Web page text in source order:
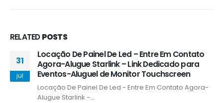
RELATEDPOSTS
31
jul
Locação De Painel De Led – Entre Em Contato
Agora-Alugue Starlink – Link Dedicado para
Eventos-Aluguel de Monitor Touchscreen
Locação De Painel De Led - Entre Em Contato Agora-
Alugue Starlink -...